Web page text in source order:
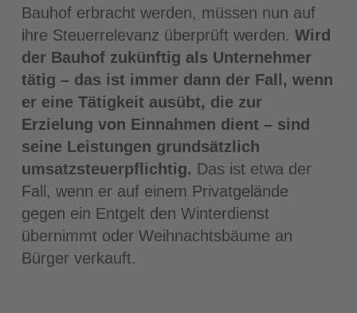
Bauhof erbracht werden, müssen nun auf
ihre Steuerrelevanz überprüft werden. Wird
der Bauhof zukünftig als Unternehmer
tätig – das ist immer dann der Fall, wenn
er eine Tätigkeit ausübt, die zur
Erzielung von Einnahmen dient – sind
seine Leistungen grundsätzlich
umsatzsteuerpflichtig. Das ist etwa der
Fall, wenn er auf einem Privatgelände
gegen ein Entgelt den Winterdienst
übernimmt oder Weihnachtsbäume an
Bürger verkauft.